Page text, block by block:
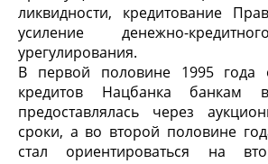
ликвидности, кредитование
усиление денежно-
урегулирования.
В первой половине 1995 года
кредитов Нацбанка банкам
предоставлялась через
сроки, а во второй половине
стал ориентироваться на